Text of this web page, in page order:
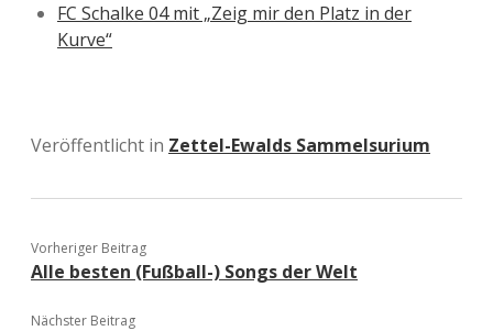
FC Schalke 04 mit „Zeig mir den Platz in der
Kurve“
Veröffentlicht in Zettel-Ewalds Sammelsurium
Vorheriger Beitrag
Alle besten (Fußball-) Songs der Welt
Nächster Beitrag